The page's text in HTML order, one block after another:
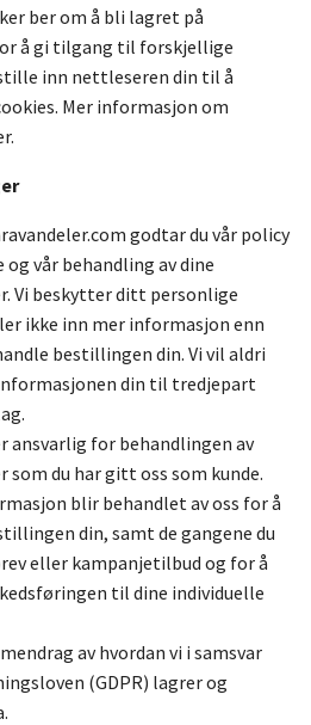
ber om å bli lagret på
å gi tilgang til forskjellige
inn nettleseren din til å
Mer informasjon om
godtar du vår policy
vår behandling av dine
Vi beskytter ditt personlige
ikke inn mer informasjon enn
bestillingen din. Vi vil aldri
din til tredjepart
ansvarlig for behandlingen av
som du har gitt oss som kunde.
blir behandlet av oss for å
din, samt de gangene du
eller kampanjetilbud og for å
til dine individuelle
av hvordan vi i samsvar
(GDPR) lagrer og